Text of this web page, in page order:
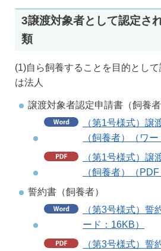
3譲渡対象者として認定さ
類
(1)自ら飼養することを目的とし
は法人
譲渡対象者認定申請書（飼養者
（第1号様式）譲
（飼養者）（ワー
（第1号様式）譲
（飼養者）（PDF
誓約書（飼養者）
（第3号様式）誓
ード：16KB）
（第3号様式）誓